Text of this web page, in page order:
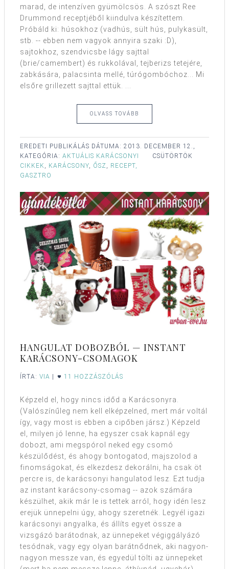
marad, de intenzíven gyümölcsös. A szószt Ree
Drummond receptjéből kiindulva készítettem.
Próbáld ki: húsokhoz (vadhús, sült hús, pulykasült,
stb. -- ebben nem vagyok annyira szaki :D),
sajtokhoz, szendvicsbe lágy sajttal
(brie/camembert) és rukkolával, tejberizs tetejére,
zabkására, palacsinta mellé, túrógombóchoz... Mi
elsőre grillezett sajttal ettük. ...
OLVASS TOVÁBB
EREDETI PUBLIKÁLÁS DÁTUMA: 2013. DECEMBER 12.,
CSÜTÖRTÖK
KATEGÓRIA: AKTUÁLIS KARÁCSONYI
CIKKEK
KARÁCSONY ŐSZ
RECEPT,
GASZTRO
HANGULAT DOBOZBÓL — INSTANT
KARÁCSONY-CSOMAGOK
ÍRTA: VIA 11 HOZZÁSZÓLÁS
Képzeld el, hogy nincs időd a Karácsonyra.
(Valószínűleg nem kell elképzelned, mert már voltál
így, vagy most is ebben a cipőben jársz.) Képzeld
el, milyen jó lenne, ha egyszer csak kapnál egy
dobozt, ami megspórol neked egy csomó
készülődést, és ahogy bontogatod, majszolod a
finomságokat, és elkezdesz dekorálni, ha csak öt
percre is, de karácsonyi hangulatod lesz. Ezt tudja
az instant karácsony-csomag -- azok számára
készülhet, akik már le is tettek arról, hogy idén lesz
erejük ünnepelni úgy, ahogy szeretnék. Legyél igazi
karácsonyi angyalka, és állíts egyet össze a
vizsgázó barátodnak, az ünnepeket végiggályázó
tesódnak, vagy egy olyan barátnődnek, aki nagyon-
nagyon messze van, és egyedül tölti az ünnepeket